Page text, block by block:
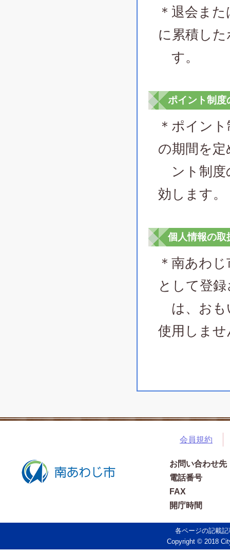
＊退会ま
に累積し
す。
ポイント制度
＊ポイン
の期間を
ント制度
効します。
個人情報の取
＊南あわ
として登
は、おも
使用しませ
会員規約
お問い合わせ先
電話番号
FAX
開庁時間
各ページの記載
Copyright © 2018